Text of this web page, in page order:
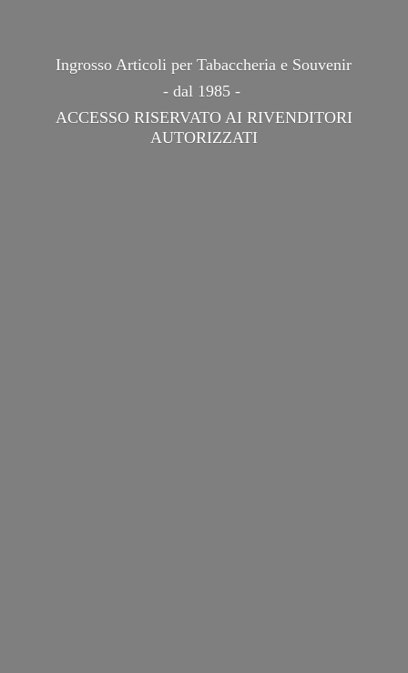
Ingrosso Articoli per Tabaccheria e Souvenir
- dal 1985 -
ACCESSO RISERVATO AI RIVENDITORI
AUTORIZZATI